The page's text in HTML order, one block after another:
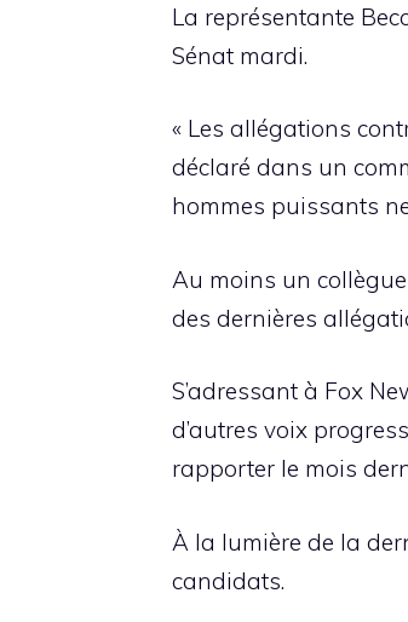
La représentante
Sénat mardi.
« Les allégations
déclaré dans un
hommes puissants
Au moins un
des dernières
S’adressant à Fox
d’autres voix
rapporter le mois
À la lumière de la
candidats.